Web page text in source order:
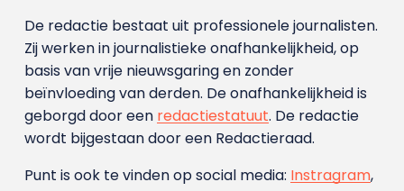
De redactie bestaat uit professionele journalisten.
Zij werken in journalistieke onafhankelijkheid, op
basis van vrije nieuwsgaring en zonder
beïnvloeding van derden. De onafhankelijkheid is
geborgd door een redactiestatuut. De redactie
wordt bijgestaan door een Redactieraad.
Punt is ook te vinden op social media: Instragram,